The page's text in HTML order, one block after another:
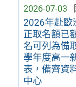
2026-07-03
2026年赴歐
正取名額已
名可列為備
學年度高一
表，備齊資
中心